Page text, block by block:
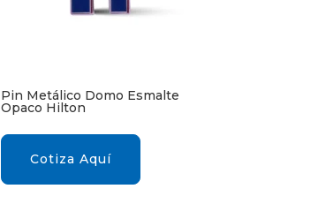
Pin Metálico Domo Esmalte
Opaco Hilton
Cotiza Aquí